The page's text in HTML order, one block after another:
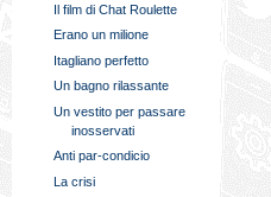
Il film di Chat Roulette
Erano un milione
Itagliano perfetto
Un bagno rilassante
Un vestito per passare
inosservati
Anti par-condicio
La crisi